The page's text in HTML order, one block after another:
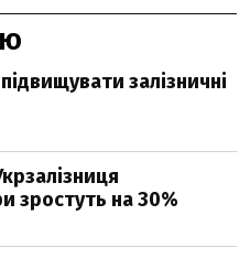
залізничні
зростуть на 30%